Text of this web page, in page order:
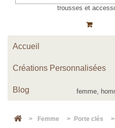
Accueil
Créations Personnalisées
Blog
> Femme > Porte clés >